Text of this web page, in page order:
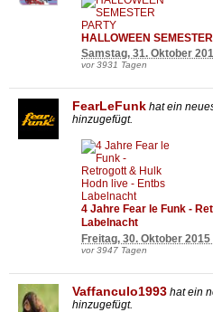
HALLOWEEN
Samstag, 31. Oktober
vor 3931 Tagen
FearLeFunk hat ein
hinzugefügt.
4 Jahre Fear le Funk -
Labelnacht
Freitag, 30. Oktober
vor 3947 Tagen
Vaffanculo1993 hat ein
hinzugefügt.